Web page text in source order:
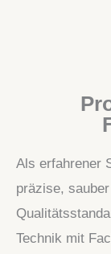
Als erfahrener
präzise,
Technik mit